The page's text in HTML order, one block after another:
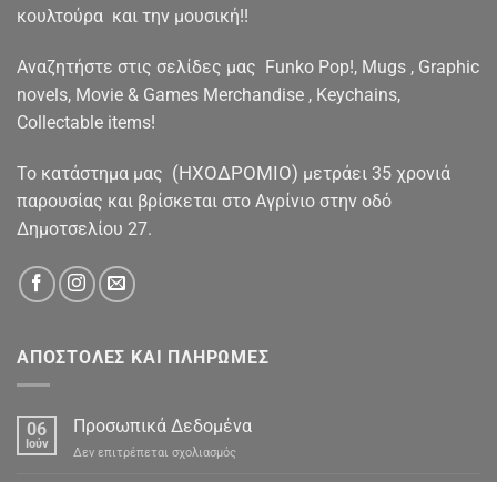
κουλτούρα και την μουσική!!
Αναζητήστε στις σελίδες μας Funko Pop!, Mugs , Graphic
novels, Movie & Games Merchandise , Keychains,
Collectable items!
To κατάστημα μας (ΗΧΟΔΡΟΜΙΟ) μετράει 35 χρονιά
παρουσίας και βρίσκεται στο Αγρίνιο στην οδό
Δημοτσελίου 27.
ΑΠΟΣΤΟΛΕΣ ΚΑΙ ΠΛΗΡΩΜΕΣ
06
Ιούν
Προσωπικά Δεδομένα
Δεν επιτρέπεται σχολιασμός